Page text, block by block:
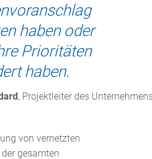
haben oder
Prioritäten
haben.
, Projektleiter des
von vernetzten
gesamten